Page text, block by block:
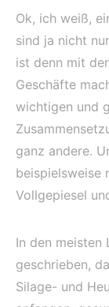
Ok, ich weiß,
sind ja nicht
ist denn mit
Geschäfte
wichtigen und
ganz andere.
beispielsweise
Vollgepiesel
In den meisten
geschrieben,
Silage- und